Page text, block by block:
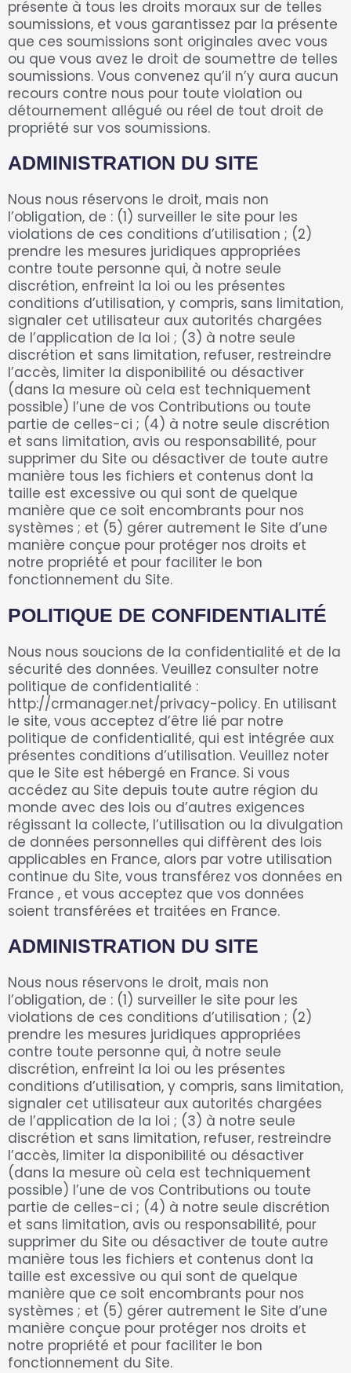
présente à tous les droits moraux sur de telles
soumissions, et vous garantissez par la présente
que ces soumissions sont originales avec vous
ou que vous avez le droit de soumettre de telles
soumissions. Vous convenez qu’il n’y aura aucun
recours contre nous pour toute violation ou
détournement allégué ou réel de tout droit de
propriété sur vos soumissions.
ADMINISTRATION DU SITE
Nous nous réservons le droit, mais non
l’obligation, de : (1) surveiller le site pour les
violations de ces conditions d’utilisation ; (2)
prendre les mesures juridiques appropriées
contre toute personne qui, à notre seule
discrétion, enfreint la loi ou les présentes
conditions d’utilisation, y compris, sans limitation,
signaler cet utilisateur aux autorités chargées
de l’application de la loi ; (3) à notre seule
discrétion et sans limitation, refuser, restreindre
l’accès, limiter la disponibilité ou désactiver
(dans la mesure où cela est techniquement
possible) l’une de vos Contributions ou toute
partie de celles-ci ; (4) à notre seule discrétion
et sans limitation, avis ou responsabilité, pour
supprimer du Site ou désactiver de toute autre
manière tous les fichiers et contenus dont la
taille est excessive ou qui sont de quelque
manière que ce soit encombrants pour nos
systèmes ; et (5) gérer autrement le Site d’une
manière conçue pour protéger nos droits et
notre propriété et pour faciliter le bon
fonctionnement du Site.
POLITIQUE DE CONFIDENTIALITÉ
Nous nous soucions de la confidentialité et de la
sécurité des données. Veuillez consulter notre
politique de confidentialité :
http://crmanager.net/privacy-policy. En utilisant
le site, vous acceptez d’être lié par notre
politique de confidentialité, qui est intégrée aux
présentes conditions d’utilisation. Veuillez noter
que le Site est hébergé en France. Si vous
accédez au Site depuis toute autre région du
monde avec des lois ou d’autres exigences
régissant la collecte, l’utilisation ou la divulgation
de données personnelles qui diffèrent des lois
applicables en France, alors par votre utilisation
continue du Site, vous transférez vos données en
France , et vous acceptez que vos données
soient transférées et traitées en France.
ADMINISTRATION DU SITE
Nous nous réservons le droit, mais non
l’obligation, de : (1) surveiller le site pour les
violations de ces conditions d’utilisation ; (2)
prendre les mesures juridiques appropriées
contre toute personne qui, à notre seule
discrétion, enfreint la loi ou les présentes
conditions d’utilisation, y compris, sans limitation,
signaler cet utilisateur aux autorités chargées
de l’application de la loi ; (3) à notre seule
discrétion et sans limitation, refuser, restreindre
l’accès, limiter la disponibilité ou désactiver
(dans la mesure où cela est techniquement
possible) l’une de vos Contributions ou toute
partie de celles-ci ; (4) à notre seule discrétion
et sans limitation, avis ou responsabilité, pour
supprimer du Site ou désactiver de toute autre
manière tous les fichiers et contenus dont la
taille est excessive ou qui sont de quelque
manière que ce soit encombrants pour nos
systèmes ; et (5) gérer autrement le Site d’une
manière conçue pour protéger nos droits et
notre propriété et pour faciliter le bon
fonctionnement du Site.